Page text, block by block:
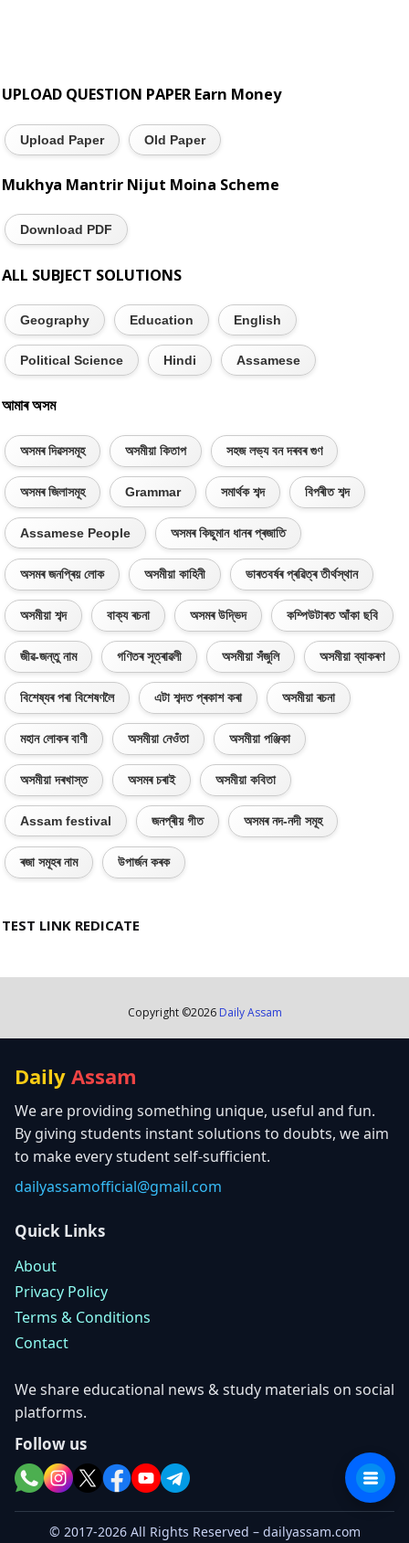
UPLOAD QUESTION PAPER Earn Money
Upload Paper Old Paper
Mukhya Mantrir Nijut Moina Scheme
Download PDF
ALL SUBJECT SOLUTIONS
Geography Education English
Political Science Hindi Assamese
আমাৰ অসম
অসমৰ দিৱসসমূহ অসমীয়া কিতাপ সহজ লভ্য বন দৰবৰ গুণ
অসমৰ জিলাসমূহ Grammar সমাৰ্থক শব্দ বিপৰীত শব্দ
Assamese People অসমৰ কিছুমান ধানৰ প্ৰজাতি
অসমৰ জনপ্ৰিয় লোক অসমীয়া কাহিনী ভাৰতবৰ্ষৰ প্ৰৱিত্ৰ তীৰ্থস্থান
অসমীয়া শব্দ বাক্য ৰচনা অসমৰ উদ্ভিদ কম্পিউটাৰত আঁকা ছবি
জীৱ-জন্তু নাম গণিতৰ সূত্ৰাৱলী অসমীয়া সঁজুলি অসমীয়া ব্যাকৰণ
বিশেষ্যৰ পৰা বিশেষণলৈ এটা শব্দত প্ৰকাশ কৰা অসমীয়া ৰচনা
মহান লোকৰ বাণী অসমীয়া নেওঁতা অসমীয়া পঞ্জিকা
অসমীয়া দৰখাস্ত অসমৰ চৰাই অসমীয়া কবিতা
Assam festival জনপ্ৰীয় গীত অসমৰ নদ-নদী সমূহ
ৰজা সমূহৰ নাম উপাৰ্জন কৰক
TEST LINK REDICATE
Copyright ©2026 Daily Assam
Daily Assam
We are providing something unique, useful and fun.
By giving students instant solutions to doubts, we aim
to make every student self-sufficient.
dailyassamofficial@gmail.com
Quick Links
About
Privacy Policy
Terms & Conditions
Contact
We share educational news & study materials on social
platforms.
Follow us
© 2017-2026 All Rights Reserved – dailyassam.com